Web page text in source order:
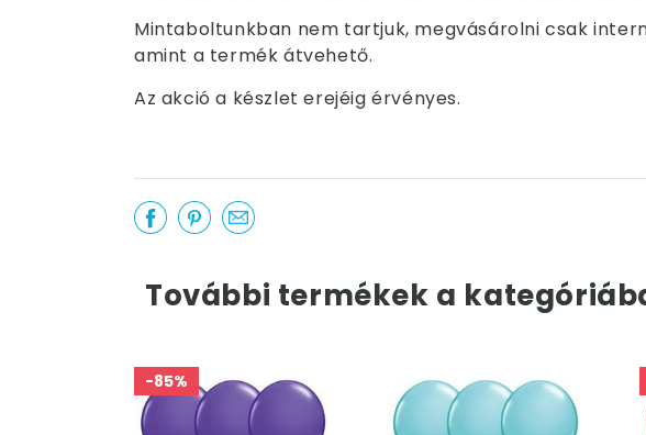
Mintaboltunkban nem tartjuk, megvásárolni csak
amint a termék átvehető.
Az akció a készlet erejéig érvényes.
További termékek a
-85%